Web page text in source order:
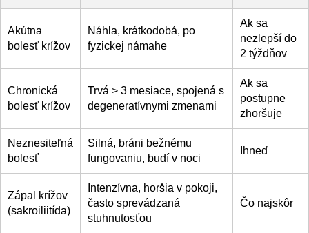
Akútna
bolesť krížov
Náhla, krátkodobá, po
fyzickej námahe
Ak sa
nezlepší do
2 týždňov
Chronická
bolesť krížov
Trvá > 3 mesiace, spojená s
degeneratívnymi zmenami
Ak sa
postupne
zhoršuje
Neznesiteľná
bolesť
Silná, bráni bežnému
fungovaniu, budí v noci
Ihneď
Zápal krížov
(sakroiliitída)
Intenzívna, horšia v pokoji,
často sprevádzaná
stuhnutosťou
Čo najskôr